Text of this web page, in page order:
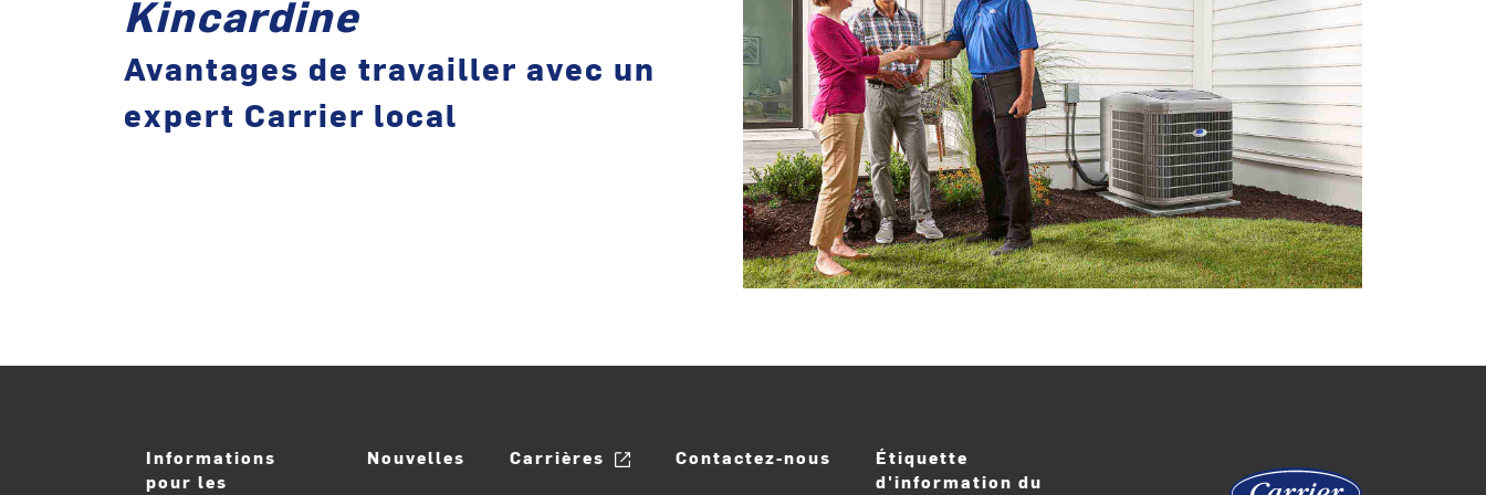
Kincardine
Avantages de travailler avec un
expert Carrier local
Informations
pour les
Nouvelles Carrières Contactez-nous
Étiquette
d'information du